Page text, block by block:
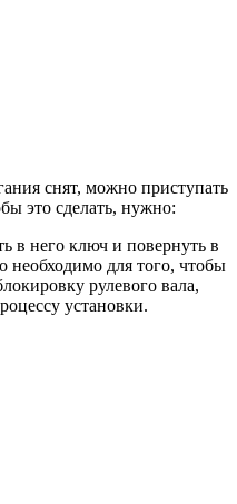
снят, можно приступать
это сделать, нужно:
в него ключ и повернуть в
для того, чтобы
рулевого вала,
установки.